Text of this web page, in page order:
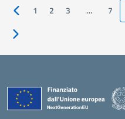
Pagina precedente
1 2 3 … 7
Pagina successiva